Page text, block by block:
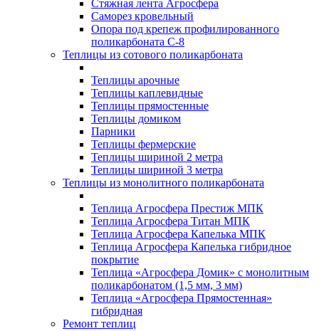
Стяжная лента Агросфера
Саморез кровельный
Опора под крепеж профилированного
поликарбоната С-8
Теплицы из сотового поликарбоната
Теплицы арочные
Теплицы каплевидные
Теплицы прямостенные
Теплицы домиком
Парники
Теплицы фермерские
Теплицы шириной 2 метра
Теплицы шириной 3 метра
Теплицы из монолитного поликарбоната
Теплица Агросфера Престиж МПК
Теплица Агросфера Титан МПК
Теплица Агросфера Капелька МПК
Теплица Агросфера Капелька гибридное
покрытие
Теплица «Агросфера Домик» с монолитным
поликарбонатом (1,5 мм, 3 мм)
Теплица «Агросфера Прямостенная»
гибридная
Ремонт теплиц